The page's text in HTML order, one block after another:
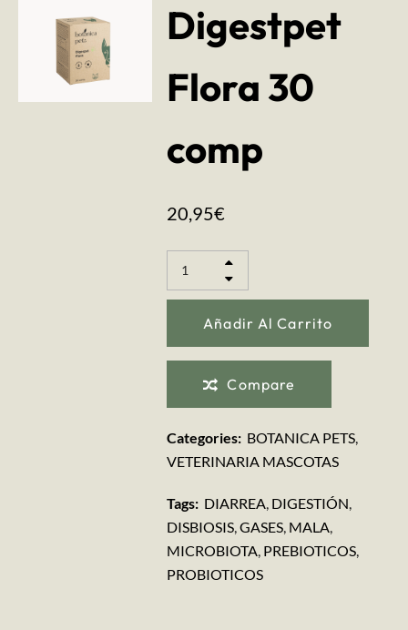
Digestpet
Flora 30
comp
20,95€
Añadir Al Carrito
Compare
Categories: BOTANICA PETS,
VETERINARIA MASCOTAS
Tags: DIARREA, DIGESTIÓN,
DISBIOSIS,GASES, MALA,
MICROBIOTA, PREBIOTICOS,
PROBIOTICOS